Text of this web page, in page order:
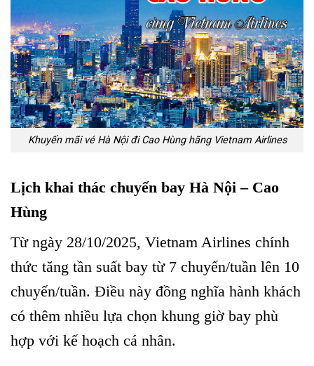
Khuyến mãi vé Hà Nội đi Cao Hùng hãng Vietnam Airlines
Lịch khai thác chuyến bay Hà Nội – Cao
Hùng
Từ ngày 28/10/2025, Vietnam Airlines chính
thức tăng tần suất bay từ 7 chuyến/tuần lên 10
chuyến/tuần. Điều này đồng nghĩa hành khách
có thêm nhiều lựa chọn khung giờ bay phù
hợp với kế hoạch cá nhân.